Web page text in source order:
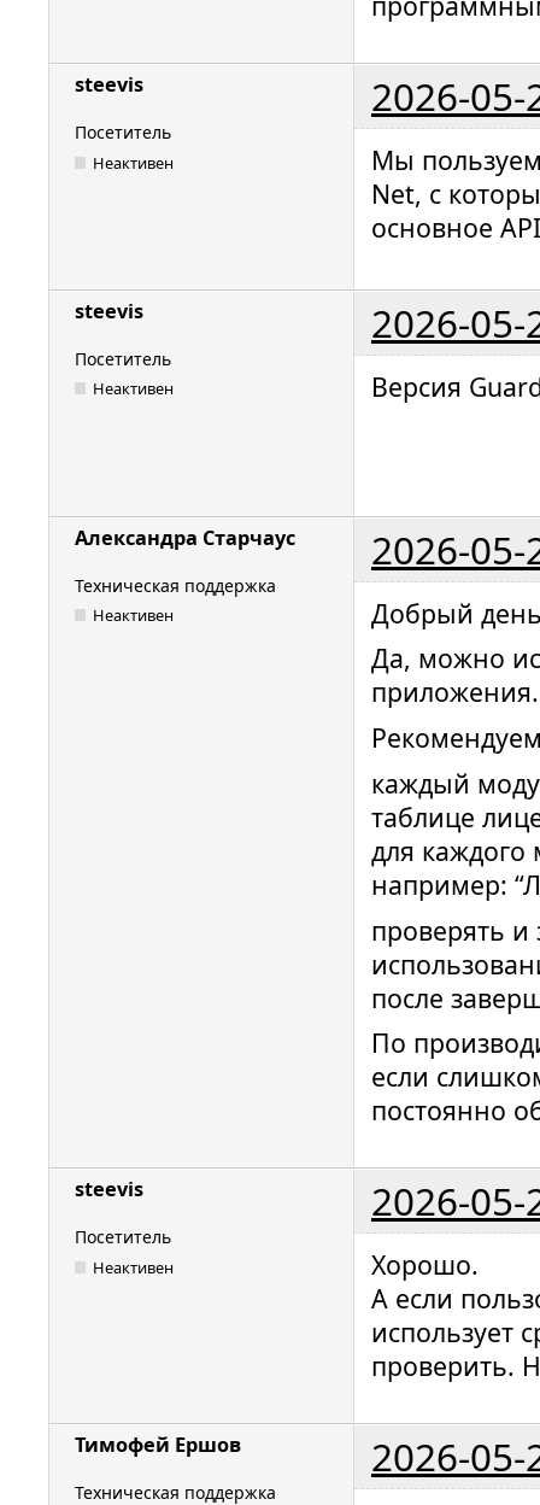
steevis 2026-05-
Посетитель
Неактивен
Мы
Net, с
основное
steevis 2026-05-
Посетитель
Неактивен Версия
Александра Старчаус 2026-05-
Техническая поддержка
Неактивен
Добрый
Да, можно
приложения.
каждый
таблице
для каждого
например:
проверять
после
По
если
постоянно
steevis 2026-05-
Посетитель
Неактивен
Хорошо.
А если
использует
проверить.
Тимофей Ершов 2026-05-
Техническая поддержка